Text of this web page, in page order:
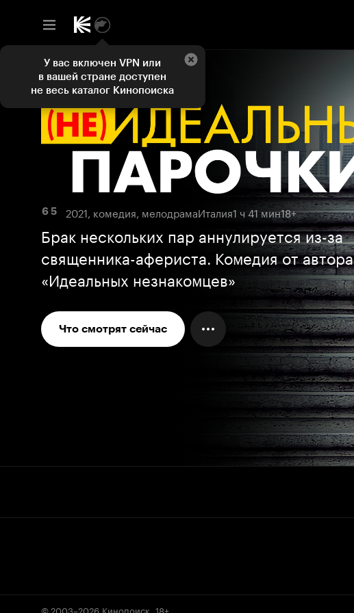
6 5 2021, комедия, мелодрамаИталия1 ч 41 мин18+
Брак нескольких пар аннулируется из-за
священника-афериста. Комедия от автора
«Идеальных незнакомцев»
Что смотрят сейчас
© 2003–2026 Кинопоиск 18+
У вас включен VPN или
в вашей стране доступен
не весь каталог Кинопоиска